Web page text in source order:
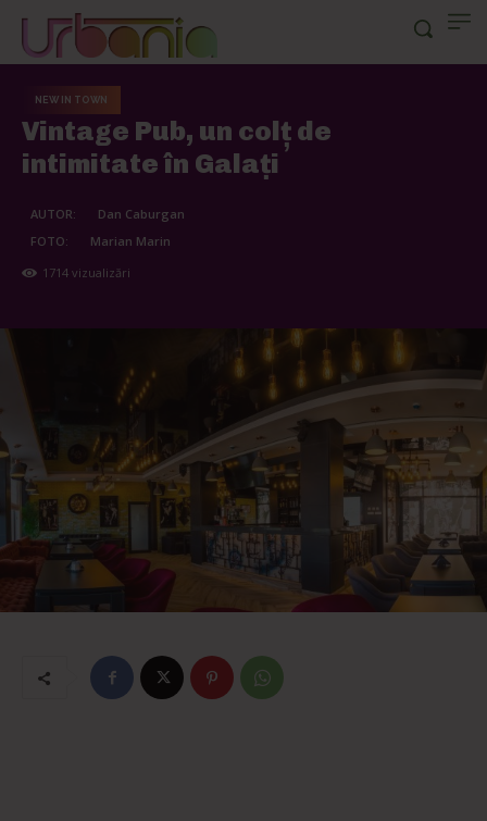
NEW IN TOWN
Vintage Pub, un colț de
intimitate în Galați
AUTOR:
Dan Caburgan
FOTO:
Marian Marin
1714 vizualizări